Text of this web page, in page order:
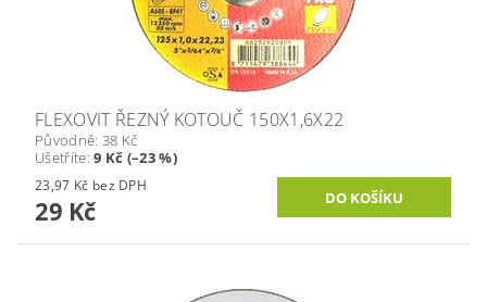
FLEXOVIT ŘEZNÝ KOTOUČ 150X1,6X22
Původně: 38 Kč
Ušetříte:9 Kč (–23 %)
23,97 Kč bez DPH
29 Kč